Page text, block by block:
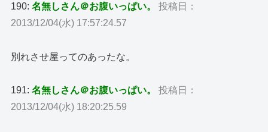
190:名無しさん＠お腹いっぱい。
投稿日：
2013/12/04(水) 17:57:24.57
別れさせ屋ってのあったな。
191:名無しさん＠お腹いっぱい。
投稿日：
2013/12/04(水) 18:20:25.59